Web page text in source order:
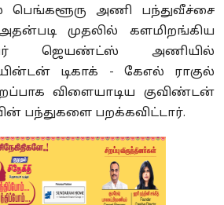
பெங்களூரு அணி பந்துவீச்சை
முதலில் களமிறங்கிய
ஜெயண்ட்ஸ் அணியில்
டிகாக் - கேஎல் ராகுல்
விளையாடிய குவிண்டன்
பந்துகளை பறக்கவிட்டார்.